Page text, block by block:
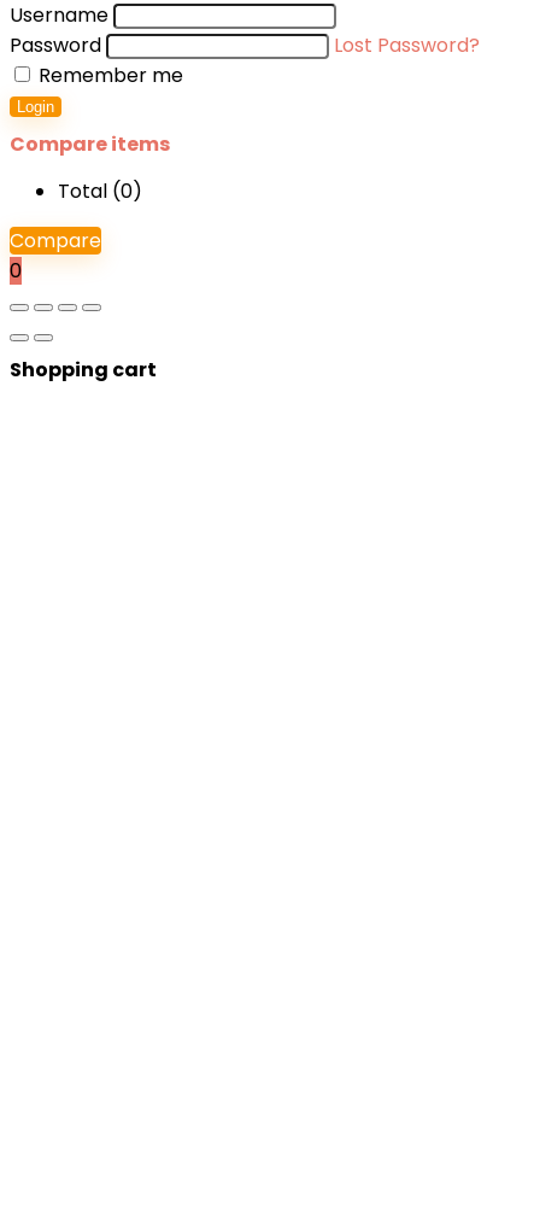
Username
Password
Lost Password?
Remember me
Login
Compare items
Total (0)
Compare
0
Shopping cart